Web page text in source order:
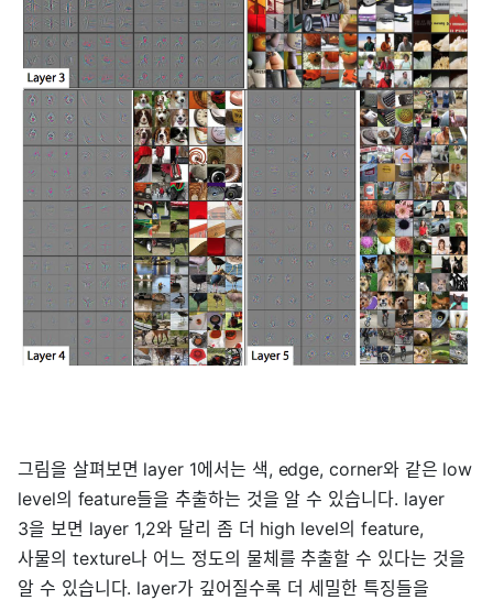
그림을 살펴보면 layer 1에서는 색, edge, corner와 같은 low
level의 feature들을 추출하는 것을 알 수 있습니다. layer
3을 보면 layer 1,2와 달리 좀 더 high level의 feature,
사물의 texture나 어느 정도의 물체를 추출할 수 있다는 것을
알 수 있습니다. layer가 깊어질수록 더 세밀한 특징들을